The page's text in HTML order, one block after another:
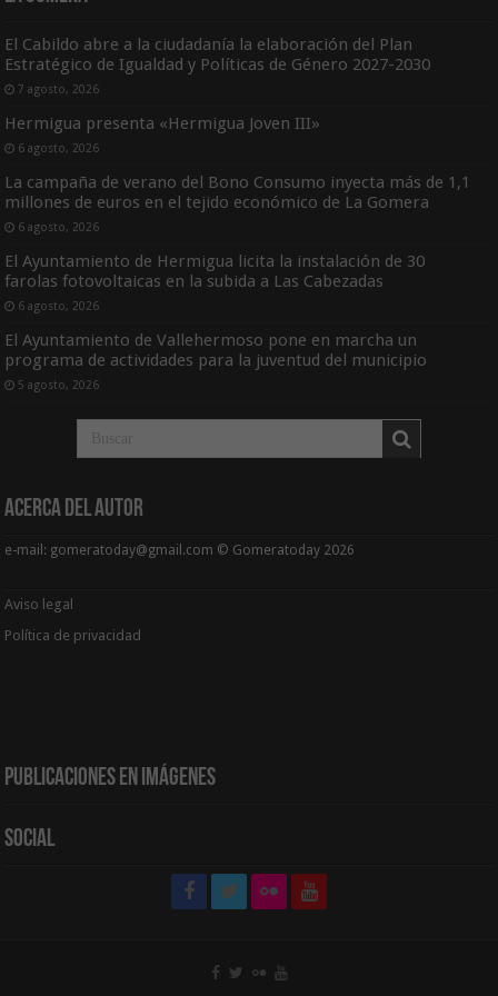
El Cabildo abre a la ciudadanía la elaboración del Plan
Estratégico de Igualdad y Políticas de Género 2027-2030
7 agosto, 2026
Hermigua presenta «Hermigua Joven III»
6 agosto, 2026
La campaña de verano del Bono Consumo inyecta más de 1,1
millones de euros en el tejido económico de La Gomera
6 agosto, 2026
El Ayuntamiento de Hermigua licita la instalación de 30
farolas fotovoltaicas en la subida a Las Cabezadas
6 agosto, 2026
El Ayuntamiento de Vallehermoso pone en marcha un
programa de actividades para la juventud del municipio
5 agosto, 2026
Acerca del Autor
e-mail: gomeratoday@gmail.com © Gomeratoday 2026
Aviso legal
Política de privacidad
Publicaciones en Imágenes
Social